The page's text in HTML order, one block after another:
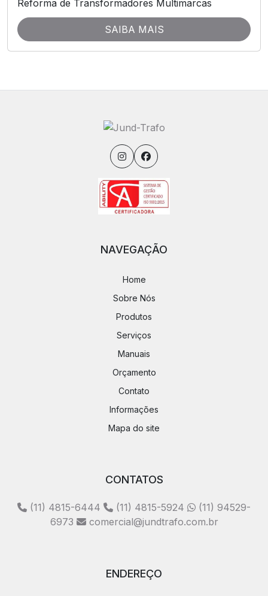
Reforma de Transformadores Multimarcas
SAIBA MAIS
NAVEGAÇÃO
Home
Sobre Nós
Produtos
Serviços
Manuais
Orçamento
Contato
Informações
Mapa do site
CONTATOS
(11) 4815-6444 (11) 4815-5924
(11) 94529-
6973
comercial@jundtrafo.com.br
ENDEREÇO